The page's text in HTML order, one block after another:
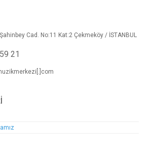
Cad. No:11 Kat:2 Çekmeköy / İSTANBUL
21